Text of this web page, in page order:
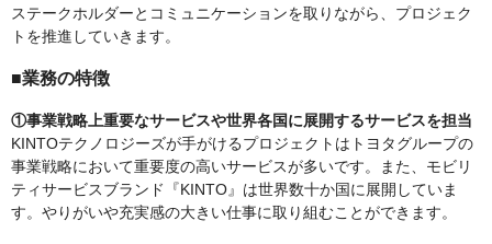
ステークホルダーとコミュニケーションを取りながら、プロジェク
トを推進していきます。
■業務の特徴
①事業戦略上重要なサービスや世界各国に展開するサービスを担当
KINTOテクノロジーズが手がけるプロジェクトはトヨタグループの
事業戦略において重要度の高いサービスが多いです。また、モビリ
ティサービスブランド『KINTO』は世界数十か国に展開していま
す。やりがいや充実感の大きい仕事に取り組むことができます。